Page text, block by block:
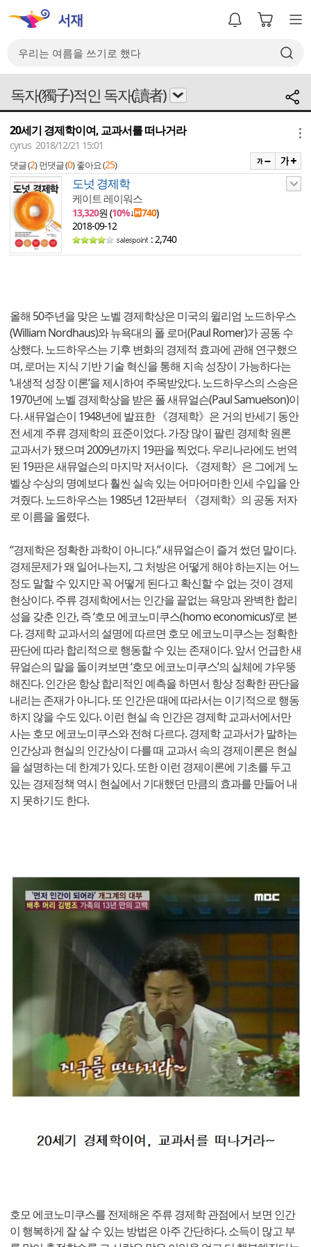
독자(獨子)적인 독자(讀者)
20세기 경제학이여, 교과서를 떠나거라
cyrus 2018/12/21 15:01
댓글 (2) 먼댓글 (0) 좋아요 (25)
도넛 경제학
케이트 레이워스
13,320원 (10%↓ 740)
2018-09-12
: 2,740
올해 50주년을 맞은 노벨 경제학상은 미국의 윌리엄 노드하우스
(William Nordhaus)와 뉴욕대의 폴 로머(Paul Romer)가 공동 수
상했다. 노드하우스는 기후 변화의 경제적 효과에 관해 연구했으
며, 로머는 지식 기반 기술 혁신을 통해 지속 성장이 가능하다는
‘내생적 성장 이론’을 제시하여 주목받았다. 노드하우스의 스승은
1970년에 노벨 경제학상을 받은 폴 새뮤얼슨(Paul Samuelson)이
다. 새뮤얼슨이 1948년에 발표한 《경제학》은 거의 반세기 동안
전 세계 주류 경제학의 표준이었다. 가장 많이 팔린 경제학 원론
교과서가 됐으며 2009년까지 19판을 찍었다. 우리나라에도 번역
된 19판은 새뮤얼슨의 마지막 저서이다. 《경제학》은 그에게 노
벨상 수상의 명예보다 훨씬 실속 있는 어마어마한 인세 수입을 안
겨줬다. 노드하우스는 1985년 12판부터 《경제학》의 공동 저자
로 이름을 올렸다.
“경제학은 정확한 과학이 아니다.” 새뮤얼슨이 즐겨 썼던 말이다.
경제문제가 왜 일어나는지, 그 처방은 어떻게 해야 하는지는 어느
정도 말할 수 있지만 꼭 어떻게 된다고 확신할 수 없는 것이 경제
현상이다. 주류 경제학에서는 인간을 끝없는 욕망과 완벽한 합리
성을 갖춘 인간, 즉 ‘호모 에코노미쿠스(homo economicus)’로 본
다. 경제학 교과서의 설명에 따르면 호모 에코노미쿠스는 정확한
판단에 따라 합리적으로 행동할 수 있는 존재이다. 앞서 언급한 새
뮤얼슨의 말을 돌이켜보면 ‘호모 에코노미쿠스’의 실체에 갸우뚱
해진다. 인간은 항상 합리적인 예측을 하면서 항상 정확한 판단을
내리는 존재가 아니다. 또 인간은 때에 따라서는 이기적으로 행동
하지 않을 수도 있다. 이런 현실 속 인간은 경제학 교과서에서만
사는 호모 에코노미쿠스와 전혀 다르다. 경제학 교과서가 말하는
인간상과 현실의 인간상이 다를 때 교과서 속의 경제이론은 현실
을 설명하는 데 한계가 있다. 또한 이런 경제이론에 기초를 두고
있는 경제정책 역시 현실에서 기대했던 만큼의 효과를 만들어 내
지 못하기도 한다.
호모 에코노미쿠스를 전제해온 주류 경제학 관점에서 보면 인간
이 행복하게 잘 살 수 있는 방법은 아주 간단하다. 소득이 많고 부